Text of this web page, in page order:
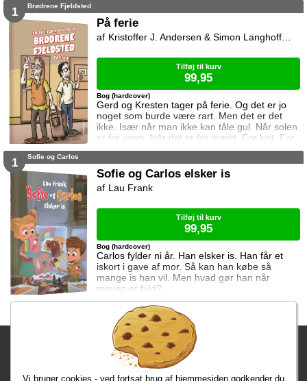
1 Brødrene Fjeldsted
På ferie
Gerd og Kresten tager på ferie. Og det er jo
noget som burde være rart. Men det er det
ikke. Især når man ikke kan tåle gul. Når solen
er for varm. Når det er for mørkt. For lyst. For
koldt. Og der er noget som hele tiden ringer.
Topgaard og Flamesman1. Den ligger på
YouTube.
Bog (hardcover)
Kristoffer J. Andersen & Simon Langhoff & Niki Topgaard
Tilføj til kurv
99,95
1 Sofie og Carlos
Sofie og Carlos elsker is
Carlos fylder ni år. Han elsker is. Han får et
iskort i gave af mor. Så kan han købe så
mange is han vil. Men hvad gør han når
maven er fuld?
Bog (hardcover)
Lau Frank
Tilføj til kurv
99,95
Fragtgebyret er DKK 59,95 • Fragtgebyret bortfalder ved køb over
DKK 299,00
Vi bruger cookies - ved fortsat brug af hjemmesiden godkender du